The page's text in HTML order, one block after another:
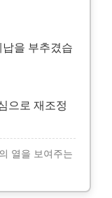
을 부추겼습
으로 재조정
열을 보여주는